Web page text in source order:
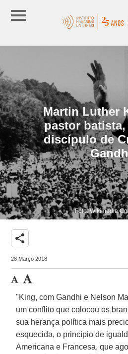
Martin Luther
pastor
discípulo de
Foto: Wikimedia
share
28 Março 2018
"King, com Gandhi e Nelson
um conflito que colocou os
sua herança política mais
esquecida, o princípio de
Americana e Francesa, que